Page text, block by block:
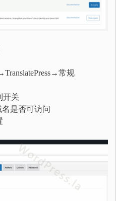
常规
开关
名是否可访问